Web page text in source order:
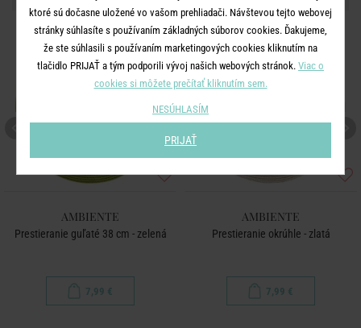
AMBIENTE
Prestieranie guľaté 38 cm - zelená
7,99 €
AMBIENTE
Prestieranie okrúhle - zlatá
7,99 €
ktoré sú dočasne uložené vo vašom prehliadači. Návštevou tejto webovej
stránky súhlasíte s používaním základných súborov cookies. Ďakujeme,
že ste súhlasili s používaním marketingových cookies kliknutím na
tlačidlo PRIJAŤ a tým podporili vývoj našich webových stránok. Viac o
cookies si môžete prečítať kliknutím sem.
NESÚHLASÍM
PRIJAŤ